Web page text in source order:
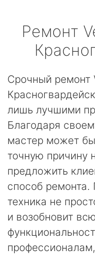
Ремонт
Срочный ремонт
лишь лучшими
Благодаря
мастер может
точную причину
предложить
способ ремонта.
техника не
и возобновит